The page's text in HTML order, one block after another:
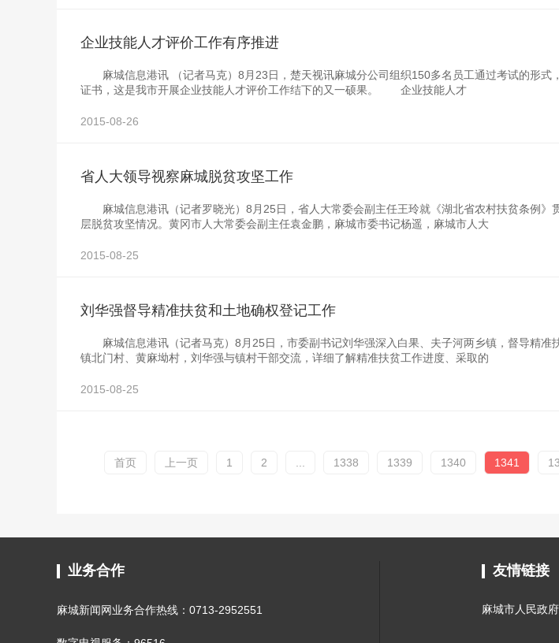
企业技能人才评价工作有序推进
麻城信息港讯 （记者马克）8月23日，楚天视讯麻城分公司组织150多名员工通过考试的形式
证书，这是我市开展企业技能人才评价工作结下的又一硕果。 企业技能人才
2015-08-26
省人大领导视察麻城脱贫攻坚工作
麻城信息港讯（记者罗晓光）8月25日，省人大常委会副主任王玲就《湖北省农村扶贫条例》
层脱贫攻坚情况。黄冈市人大常委会副主任袁金鹏，麻城市委书记杨遥，麻城市人大
2015-08-25
刘华强督导精准扶贫和土地确权登记工作
麻城信息港讯（记者马克）8月25日，市委副书记刘华强深入白果、夫子河两乡镇，督导精
镇北门村、黄麻坳村，刘华强与镇村干部交流，详细了解精准扶贫工作进度、采取的
2015-08-25
首页 上一页 1 2 1338 1339 1340 1341
业务合作
麻城新闻网业务合作热线：0713-2952551
友情链接
麻城市人民政府